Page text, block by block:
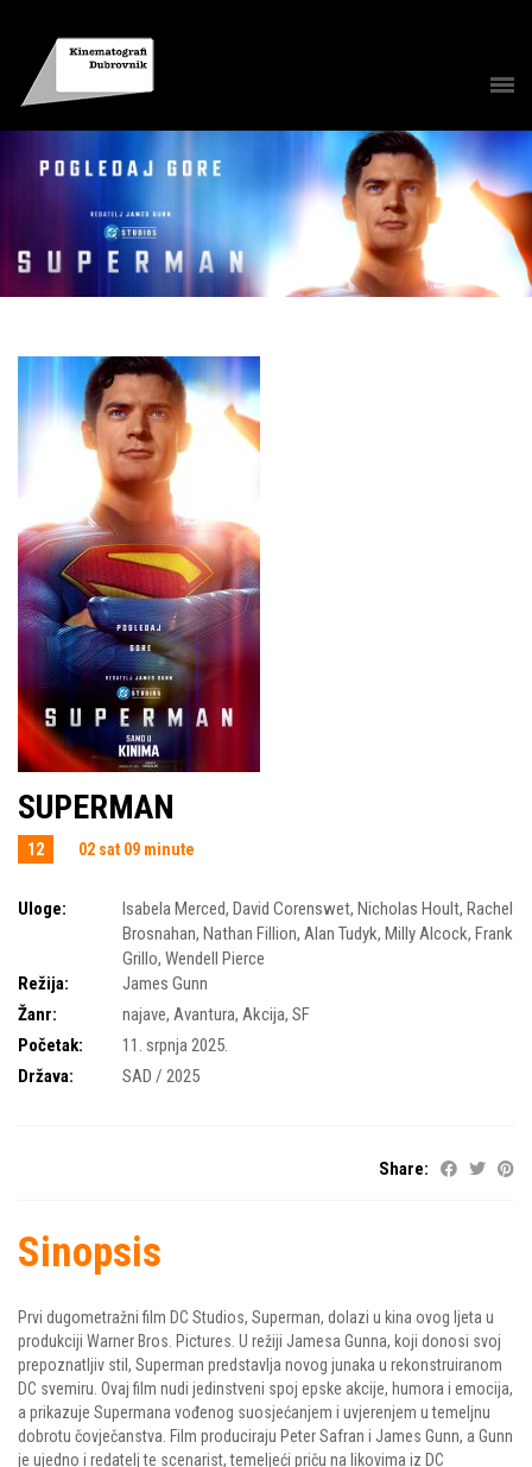
SUPERMAN
12 02 sat 09 minute
Uloge: Isabela Merced, David Corenswet, Nicholas Hoult, Rachel
Brosnahan, Nathan Fillion, Alan Tudyk, Milly Alcock, Frank
Grillo, Wendell Pierce
Režija:
James Gunn
Žanr:
najave, Avantura, Akcija, SF
Početak:
11. srpnja 2025.
Država:
SAD / 2025
Share:
Sinopsis
Prvi dugometražni film DC Studios, Superman, dolazi u kina ovog ljeta u
produkciji Warner Bros. Pictures. U režiji Jamesa Gunna, koji donosi svoj
prepoznatljiv stil, Superman predstavlja novog junaka u rekonstruiranom
DC svemiru. Ovaj film nudi jedinstveni spoj epske akcije, humora i emocija,
a prikazuje Supermana vođenog suosjećanjem i uvjerenjem u temeljnu
dobrotu čovječanstva. Film produciraju Peter Safran i James Gunn, a Gunn
je ujedno i redatelj te scenarist, temeljeći priču na likovima iz DC